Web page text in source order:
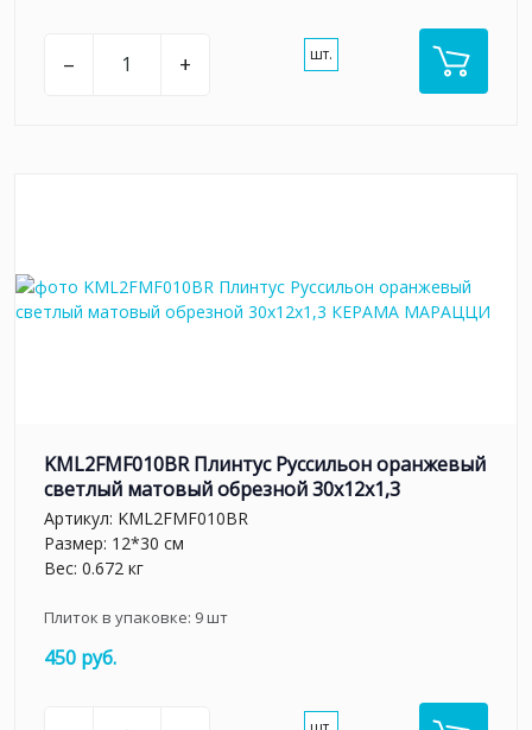
– + шт.
KML2FMF010BR Плинтус Руссильон оранжевый
светлый матовый обрезной 30x12x1,3
Артикул: KML2FMF010BR
Размер: 12*30 см
Вес: 0.672 кг
Плиток в упаковке: 9шт
450 руб.